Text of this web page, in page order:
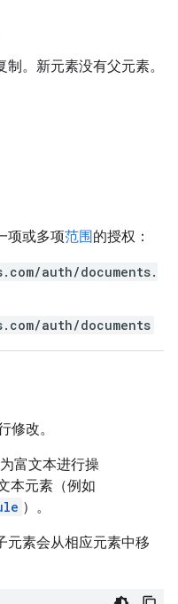
。新元素没有父元素。
项或多项范围的授权：
auth/documents.
auth/documents
修改。
富文本进行操
本元素（例如
）。
元素会从相应元素中移